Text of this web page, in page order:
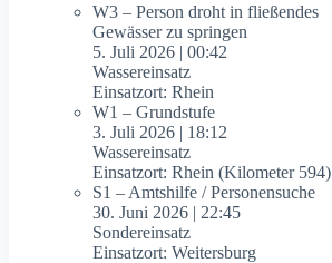
W3 – Person droht in fließendes
Gewässer zu springen
5. Juli 2026 |00:42
Wassereinsatz
Einsatzort: Rhein
W1 – Grundstufe
3. Juli 2026 | 18:12
Wassereinsatz
Einsatzort: Rhein (Kilometer 594)
S1 – Amtshilfe / Personensuche
30. Juni 2026 | 22:45
Sondereinsatz
Einsatzort: Weitersburg